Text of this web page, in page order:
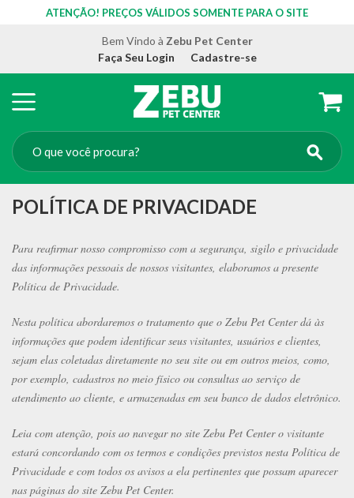
ATENÇÃO! PREÇOS VÁLIDOS SOMENTE PARA O SITE
Bem Vindo à Zebu Pet Center
Faça Seu Login
Cadastre-se
POLÍTICA DE PRIVACIDADE
Para reafirmar nosso compromisso com a segurança, sigilo e privacidade
das informações pessoais de nossos visitantes, elaboramos a presente
Política de Privacidade.
Nesta política abordaremos o tratamento que o Zebu Pet Center dá às
informações que podem identificar seus visitantes, usuários e clientes,
sejam elas coletadas diretamente no seu site ou em outros meios, como,
por exemplo, cadastros no meio físico ou consultas ao serviço de
atendimento ao cliente, e armazenadas em seu banco de dados eletrônico.
Leia com atenção, pois ao navegar no site Zebu Pet Center o visitante
estará concordando com os termos e condições previstos nesta Política de
Privacidade e com todos os avisos a ela pertinentes que possam aparecer
nas páginas do site Zebu Pet Center.